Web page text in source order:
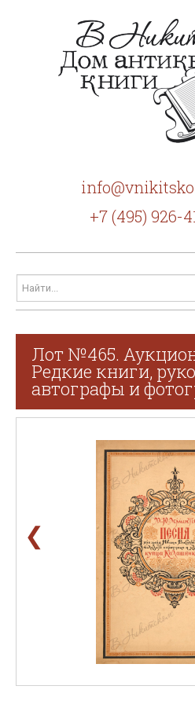
+7 (495) 926-
Лот №465.
Редкие книги,
автографы и
❮